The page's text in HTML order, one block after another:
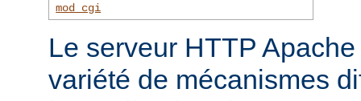
mod_cgi
Le serveur HTTP
variété de mécanismes